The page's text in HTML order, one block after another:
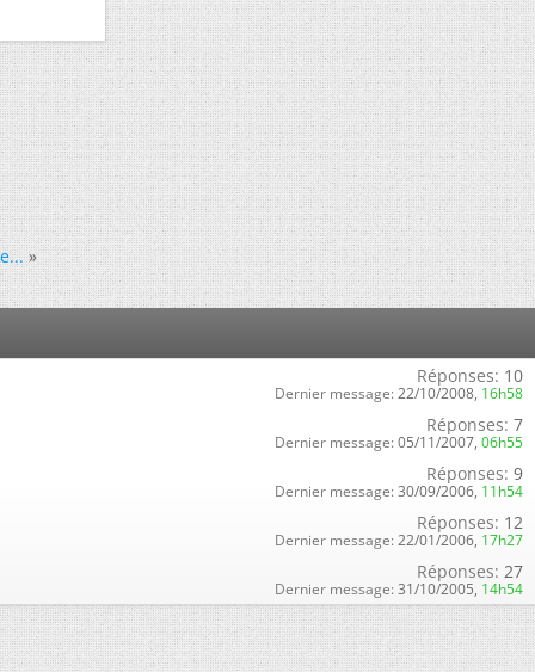
»
Réponses: 10
Dernier message: 22/10/2008, 16h58
Réponses: 7
Dernier message: 05/11/2007, 06h55
Réponses: 9
Dernier message: 30/09/2006, 11h54
Réponses: 12
Dernier message: 22/01/2006, 17h27
Réponses: 27
Dernier message: 31/10/2005, 14h54